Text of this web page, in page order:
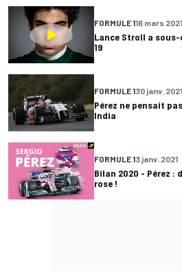
FORMULE 116 mars 2021
Lance Stroll a
19
FORMULE 130 janv. 2021
Pérez ne pensait
India
FORMULE 13 janv. 2021
Bilan 2020 - Pérez :
rose !